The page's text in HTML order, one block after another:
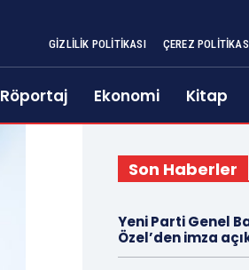
GIZLILIK POLITIKASI ÇEREZ
Röportaj Ekonomi Kitap
Son Haberler
Yeni Parti Genel
Özel’den imza